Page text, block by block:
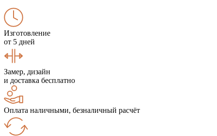
Изготовление
от 5 дней
Замер, дизайн
и доставка бесплатно
Оплата наличными, безналичный расчёт